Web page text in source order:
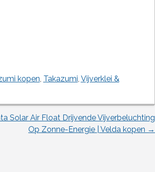
kopen, Takazumi, Vijverklei &
Solar Air Float Drijvende Vijverbeluchting
Op Zonne-Energie | Velda kopen →